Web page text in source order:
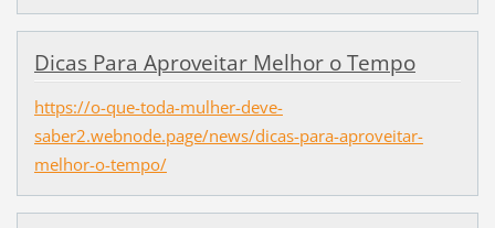
Dicas Para Aproveitar Melhor o Tempo
https://o-que-toda-mulher-deve-
saber2.webnode.page/news/dicas-para-aproveitar-
melhor-o-tempo/